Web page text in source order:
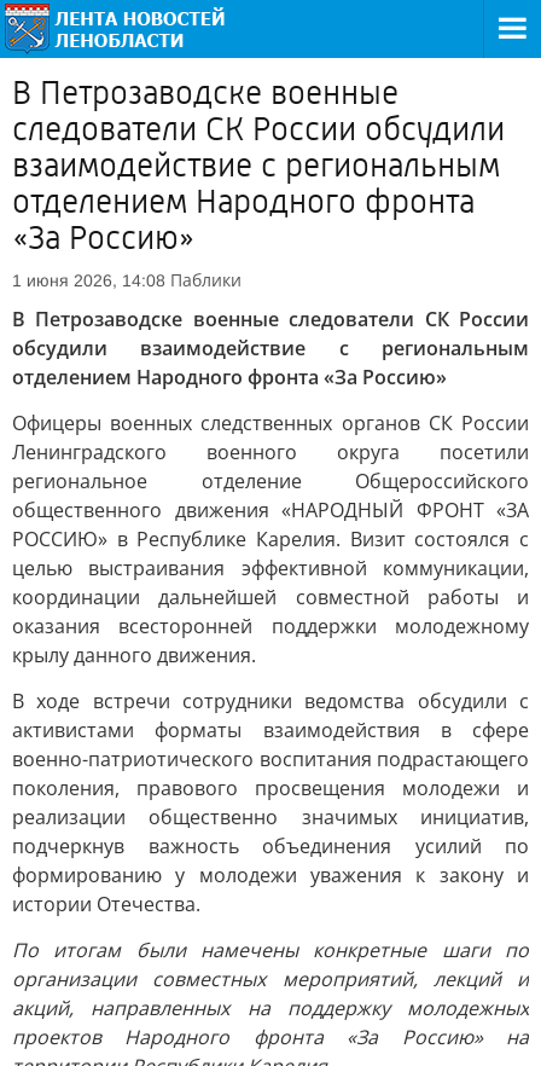
В Петрозаводске военные
следователи СК России обсудили
взаимодействие с региональным
отделением Народного фронта
«За Россию»
1 июня 2026, 14:08 Паблики
В Петрозаводске военные следователи СК России
обсудили взаимодействие с региональным
отделением Народного фронта «За Россию»
Офицеры военных следственных органов СК России
Ленинградского военного округа посетили
региональное отделение Общероссийского
общественного движения «НАРОДНЫЙ ФРОНТ «ЗА
РОССИЮ» в Республике Карелия. Визит состоялся с
целью выстраивания эффективной коммуникации,
координации дальнейшей совместной работы и
оказания всесторонней поддержки молодежному
крылу данного движения.
В ходе встречи сотрудники ведомства обсудили с
активистами форматы взаимодействия в сфере
военно-патриотического воспитания подрастающего
поколения, правового просвещения молодежи и
реализации общественно значимых инициатив,
подчеркнув важность объединения усилий по
формированию у молодежи уважения к закону и
истории Отечества.
По итогам были намечены конкретные шаги по
организации совместных мероприятий, лекций и
акций, направленных на поддержку молодежных
проектов Народного фронта «За Россию» на